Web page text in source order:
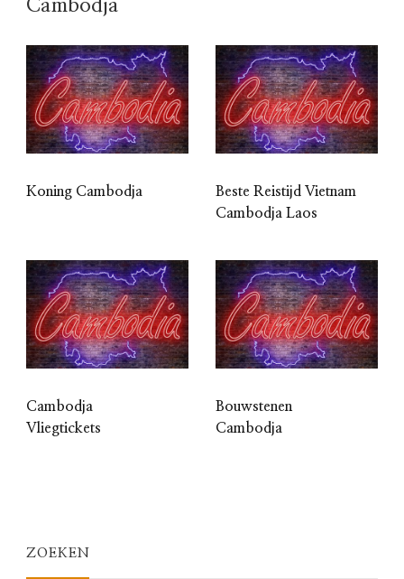
Cambodja
Koning Cambodja
Beste Reistijd Vietnam
Cambodja Laos
Cambodja
Vliegtickets
Bouwstenen
Cambodja
ZOEKEN